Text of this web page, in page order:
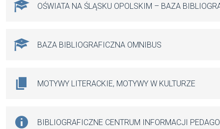
OŚWIATA NA ŚLĄSKU OPOLSKIM – BAZA
BAZA BIBLIOGRAFICZNA OMNIBUS
MOTYWY LITERACKIE, MOTYWY W KULTURZE
BIBLIOGRAFICZNE CENTRUM INFORMACJI